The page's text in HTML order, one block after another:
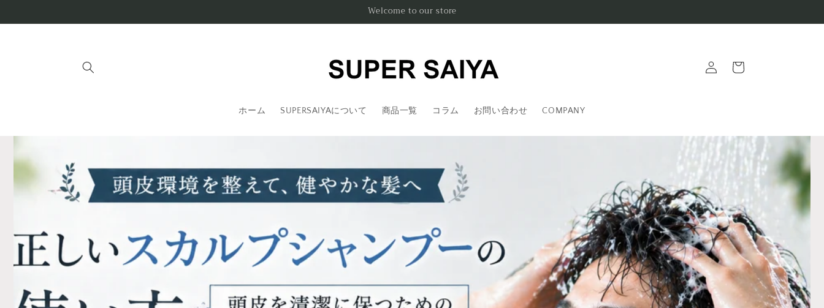
進む
Welcome to our store
ホーム SUPERSAIYAについて 商品一覧 コラム お問い合わせ COMPANY
イ
ー